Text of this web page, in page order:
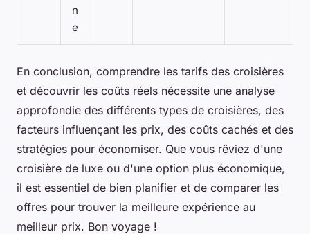
n
e
En conclusion, comprendre les tarifs des croisières
et découvrir les coûts réels nécessite une analyse
approfondie des différents types de croisières, des
facteurs influençant les prix, des coûts cachés et des
stratégies pour économiser. Que vous rêviez d'une
croisière de luxe ou d'une option plus économique,
il est essentiel de bien planifier et de comparer les
offres pour trouver la meilleure expérience au
meilleur prix. Bon voyage !